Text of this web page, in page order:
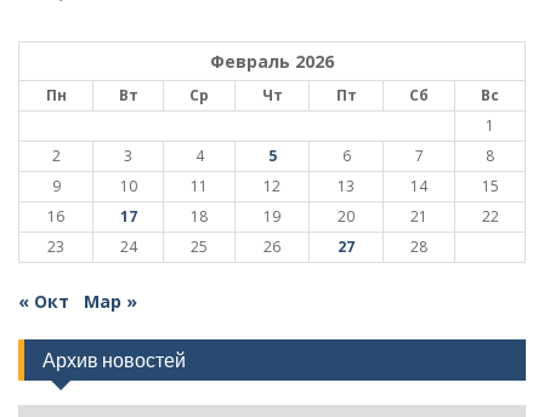
Февраль 2026
Пн Вт Ср Чт Пт Сб
Вс
1
2
3 4 5 6 7
8
9
10 11 12 13 14
15
16
17 18 19 20 21
22
23
24 25 26 27 28
« Окт Мар »
Архив новостей